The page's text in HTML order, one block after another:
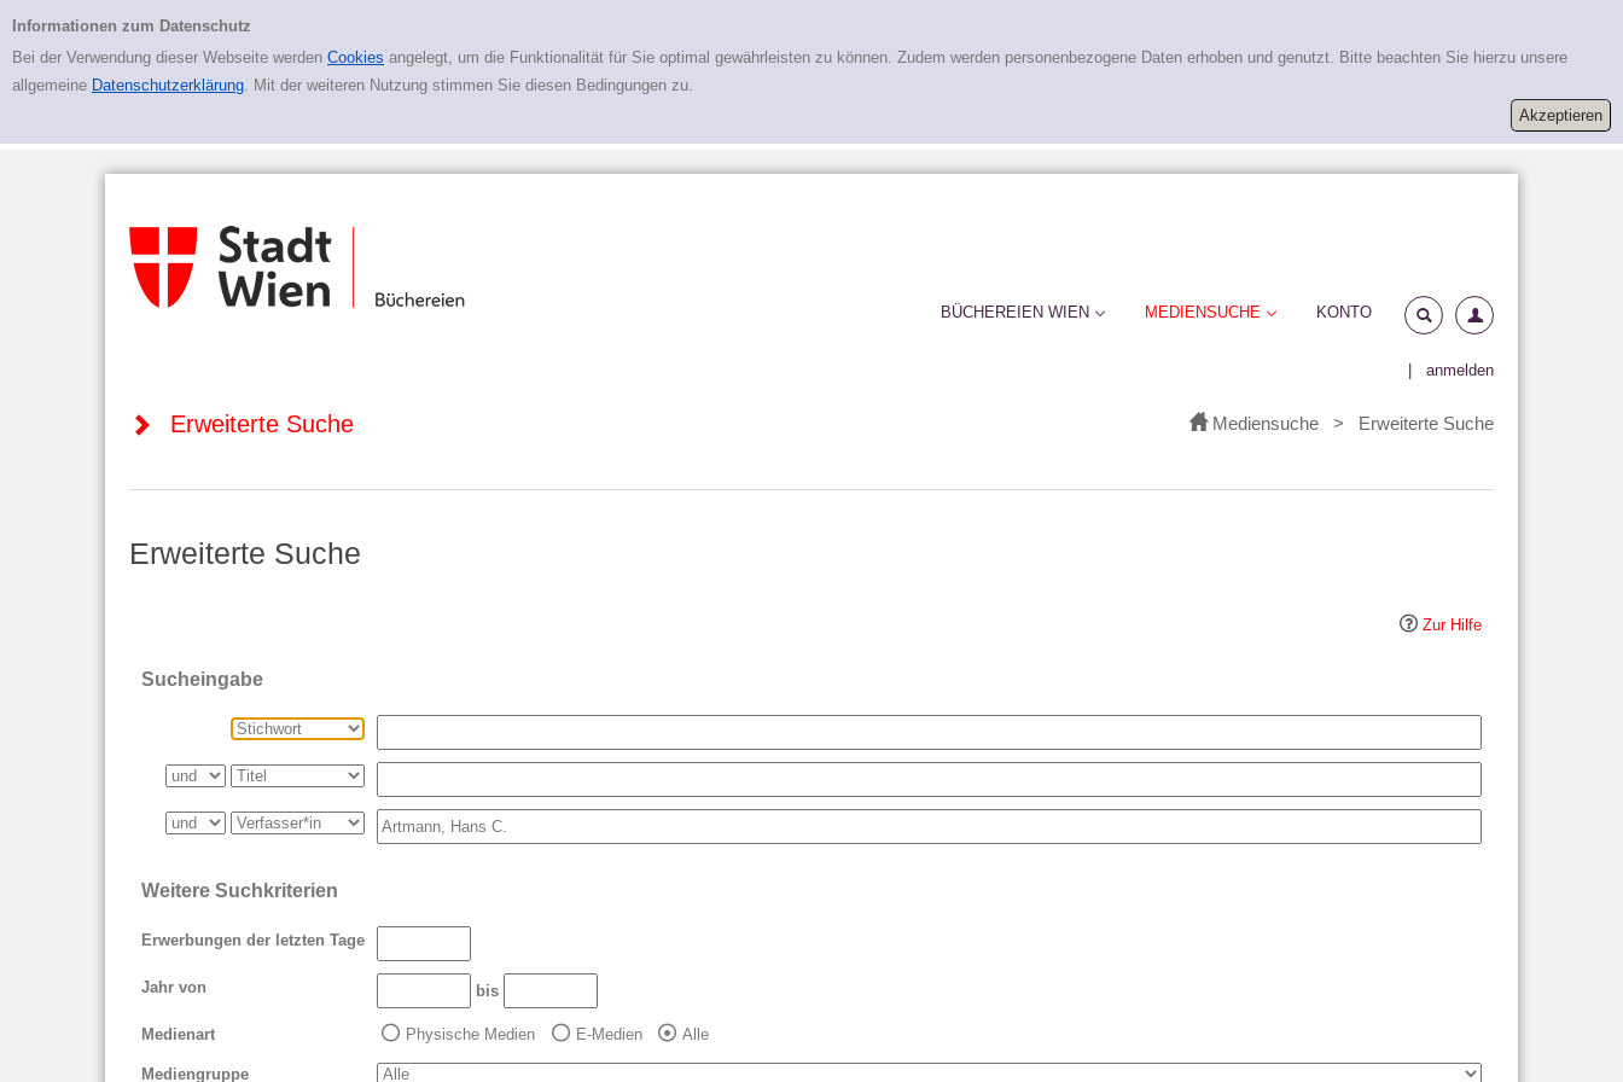
Erweiterte Suche
Informationen zum Datenschutz
Bei der Verwendung dieser Webseite werden Cookies angelegt, um die Funktionalität für Sie optimal gewährleisten zu können. Zudem werden personenbezogene Daten erhoben und genutzt. Bitte beachten Sie hierzu unsere
allgemeine Datenschutzerklärung. Mit der weiteren Nutzung stimmen Sie diesen Bedingungen zu.
anmelden
BÜCHEREIEN WIEN MEDIENSUCHE KONTO
Erweiterte Suche Mediensuche > Erweiterte Suche
Erweiterte Suche
Zur Hilfe
Sucheingabe
Weitere Suchkriterien
Erwerbungen der letzten Tage
Jahr von bis
Medienart Physische Medien E-Medien Alle
Mediengruppe